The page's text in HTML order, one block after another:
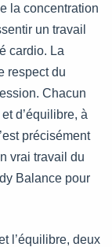
la concentration
un travail
cardio. La
respect du
Chacun
d’équilibre, à
précisément
vrai travail du
Balance pour
l’équilibre, deux